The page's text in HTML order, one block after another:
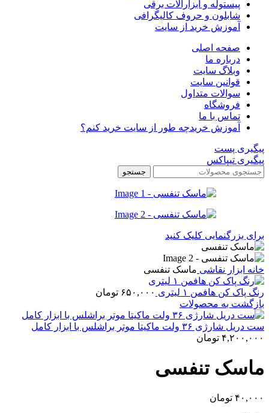
پیستوله و ابزارآلات برقی
شابلون و حروف کالیگرافی
آموزش خرید از سایت
صفحه اصلی
درباره ما
وبلاگ سایت
قوانین سایت
سوالات متداول
فروشگاه
تماس با ما
آموزش خریدچه طور از سایت خرید کنم؟
پیگیری پست
پیگیری تیپاکس
جستجو
برای بزرگنمایی کلیک کنید
خانه ابزار نقاشی ماسک تنفسی
رنگ پاک‌ کن هافمن ۱ لیتری ۶۵۰,۰۰۰ تومان
بازگشت به محصولات
ست دریل شارژی ۳۶ ولت ماکیتا موتر براشلس با ابزار کامل
۴,۲۰۰,۰۰۰ تومان
ماسک تنفسی
۴۰,۰۰۰ تومان